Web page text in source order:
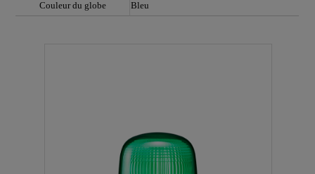
Couleur du globe
Bleu